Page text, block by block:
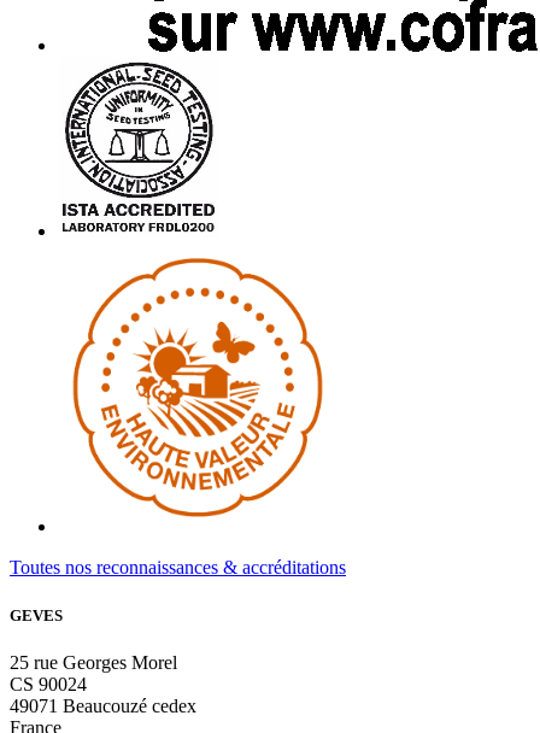
Toutes nos reconnaissances & accréditations
GEVES
25 rue Georges Morel
CS 90024
49071 Beaucouzé cedex
France